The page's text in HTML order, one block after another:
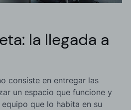
la llegada a
consiste en entregar las
un espacio que funcione y
que lo habita en su